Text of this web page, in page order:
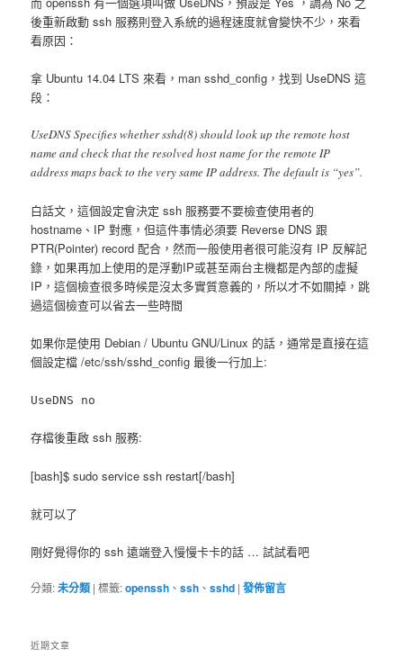
後重新啟動 ssh 服務則登入系統的過程速度就會變快不少，來看
看原因：
拿 Ubuntu 14.04 LTS 來看，man sshd_config，找到 UseDNS 這
段：
UseDNS Specifies whether sshd(8) should look up the remote host
name and check that the resolved host name for the remote IP
address maps back to the very same IP address. The default is “yes”.
白話文，這個設定會決定 ssh 服務要不要檢查使用者的
hostname、IP 對應，但這件事情必須要 Reverse DNS 跟
PTR(Pointer) record 配合，然而一般使用者很可能沒有 IP 反解記
錄，如果再加上使用的是浮動IP或甚至兩台主機都是內部的虛擬
IP，這個檢查很多時候是沒太多實質意義的，所以才不如關掉，跳
過這個檢查可以省去一些時間
如果你是使用 Debian / Ubuntu GNU/Linux 的話，通常是直接在這
個設定檔 /etc/ssh/sshd_config 最後一行加上:
UseDNS no
存檔後重啟 ssh 服務:
[bash]$ sudo service ssh restart[/bash]
就可以了
剛好覺得你的 ssh 遠端登入慢慢卡卡的話 … 試試看吧
分類:未分類 |標籤:openssh 、ssh 、sshd |發佈留言
近期文章